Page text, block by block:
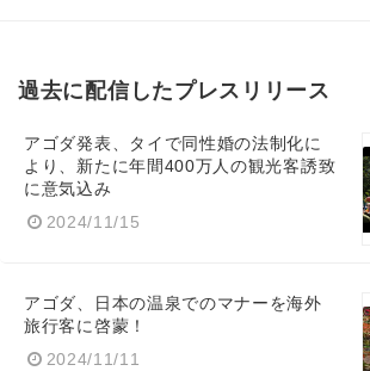
過去に配信したプレスリリース
アゴダ発表、タイで同性婚の法制化に
より、新たに年間400万人の観光客誘致
に意気込み
2024/11/15
アゴダ、日本の温泉でのマナーを海外
旅行客に啓蒙！
2024/11/11